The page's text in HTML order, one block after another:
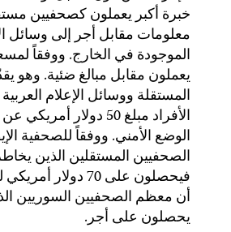
خبرة أكبر يعملون كصحفيين
معلومات مقابل أجر إلى وسائل
الموجودة في الخارج. ووفقاً
يعملون مقابل مبالغ ضئية. وهو
المستقلة ووسائل الإعلام
الأفراد مبلغ 50
الوضع الأمني. ووفقاً للصحفية
الصحفيين المستقلين الذين
فيحصلون على 70
أن معظم الصحفيين السوريين
يحصلون على أجر.